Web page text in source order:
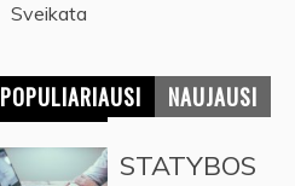
Sveikata
POPULIARIAUSI NAUJAUSI
STATYBOS